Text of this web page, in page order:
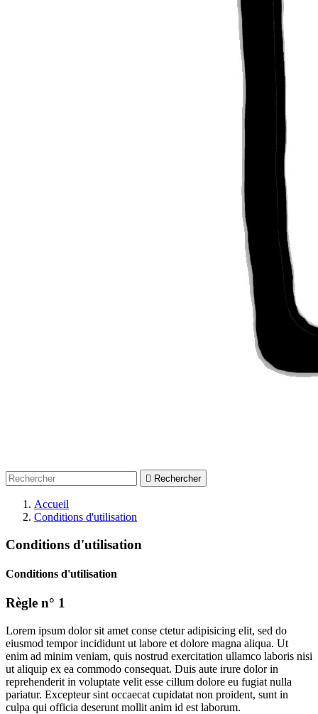
 Rechercher
Accueil
Conditions d'utilisation
Conditions d'utilisation
Conditions d'utilisation
Règle n° 1
Lorem ipsum dolor sit amet conse ctetur adipisicing elit, sed do
eiusmod tempor incididunt ut labore et dolore magna aliqua. Ut
enim ad minim veniam, quis nostrud exercitation ullamco laboris nisi
ut aliquip ex ea commodo consequat. Duis aute irure dolor in
reprehenderit in voluptate velit esse cillum dolore eu fugiat nulla
pariatur. Excepteur sint occaecat cupidatat non proident, sunt in
culpa qui officia deserunt mollit anim id est laborum.